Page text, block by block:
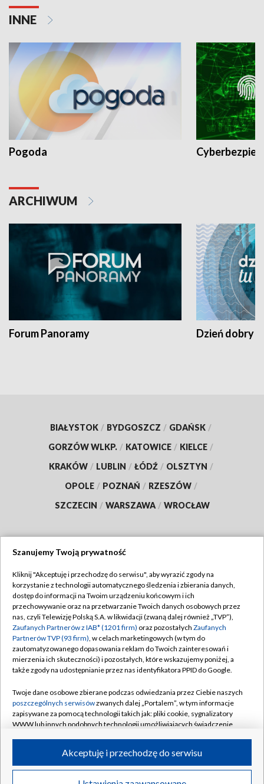
INNE
Pogoda
ARCHIWUM
Forum Panoramy Dzień dobry
BIAŁYSTOK / BYDGOSZCZ / GDAŃSK /
GORZÓW WLKP. / KATOWICE / KIELCE /
KRAKÓW / LUBLIN / ŁÓDŹ / OLSZTYN /
OPOLE / POZNAŃ / RZESZÓW /
SZCZECIN / WARSZAWA / WROCŁAW
TVP
Abonament TVP
Emisja w TVP
Centrum informacji TVP
Naziemna Telewizja Cyfrowa
Rada Programowa
System NOS
Informacje o nadawcy
Program dla prasy
Regulamin TVP
Polityka prywatności
Moje zgody
Pomoc
Kontakt
Kanały
©2026 Telewizja Polska S.A. w likwidacji
Szanujemy Twoją prywatność
Kliknij "Akceptuję i przechodzę do serwisu", aby wyrazić zgody na
korzystanie z technologii automatycznego śledzenia i zbierania danych,
dostęp do informacji na Twoim urządzeniu końcowym i ich
przechowywanie oraz na przetwarzanie Twoich danych osobowych przez
nas, czyli Telewizję Polską S.A. w likwidacji (zwaną dalej również „TVP”),
Zaufanych Partnerów z IAB* (1201 firm) oraz pozostałych Zaufanych
Partnerów TVP (93 firm), w celach marketingowych (w tym do
zautomatyzowanego dopasowania reklam do Twoich zainteresowań i
mierzenia ich skuteczności) i pozostałych, które wskazujemy poniżej, a
także zgody na udostępnianie przez nas identyfikatora PPID do Google.
Twoje dane osobowe zbierane podczas odwiedzania przez Ciebie naszych
poszczególnych serwisówzwanych dalej „Portalem”, w tym informacje
zapisywane za pomocą technologii takich jak: pliki cookie, sygnalizatory
WWW lub innych podobnych technologii umożliwiających świadczenie
ruchu w Internecie.
Twoje dane osobowe zbierane podczas odwiedzania przez Ciebie
Akceptuję i przechodzę do serwisu